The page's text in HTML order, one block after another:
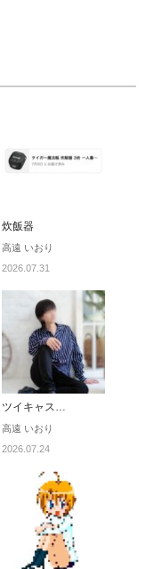
炊飯器
高遠 いおり
2026.07.31
ツイキャス…
高遠 いおり
2026.07.24